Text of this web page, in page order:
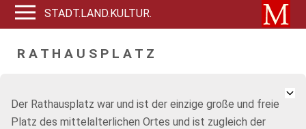
STADT.LAND.KULTUR.
R A T H A U S P L A T Z
Der Rathausplatz war und ist der einzige große und freie
Platz des mittelalterlichen Ortes und ist zugleich der